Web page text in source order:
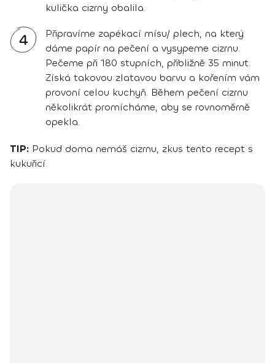
kulička cizrny obalila.
4
Připravíme zapékací mísu/ plech, na který
dáme papír na pečení a vysypeme cizrnu.
Pečeme při 180 stupních, přibližně 35 minut.
Získá takovou zlatavou barvu a kořením vám
provoní celou kuchyň. Během pečení cizrnu
několikrát promícháme, aby se rovnoměrně
opekla.
TIP: Pokud doma nemáš cizrnu, zkus tento recept s
kukuřicí.